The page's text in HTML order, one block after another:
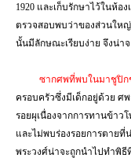
1920 และเก็บรักษาไว้ในห้อ
ตรวจสอบพบว่าของส่วนให
นั้นมีลักษณะเรียบง่าย จึงน่า
ซากศพที่พบในมาชูปิ
ครอบครัวซึ่งมีเด็กอยู่ด้วย ศ
รอยผุเนื่องจากการทานข้าว
และไม่พบร่องรอยการตายที่
พระวงศ์น่าจะถูกนำไปทำพิ